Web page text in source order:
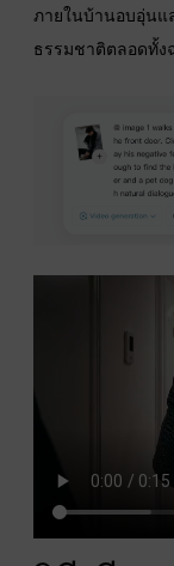
ภายในบ้านอบอุ่นแ
ธรรมชาติตลอดทั้ง